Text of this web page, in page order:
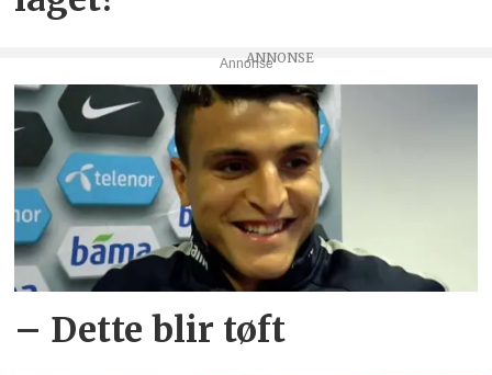
Annonse
– Dette blir tøft